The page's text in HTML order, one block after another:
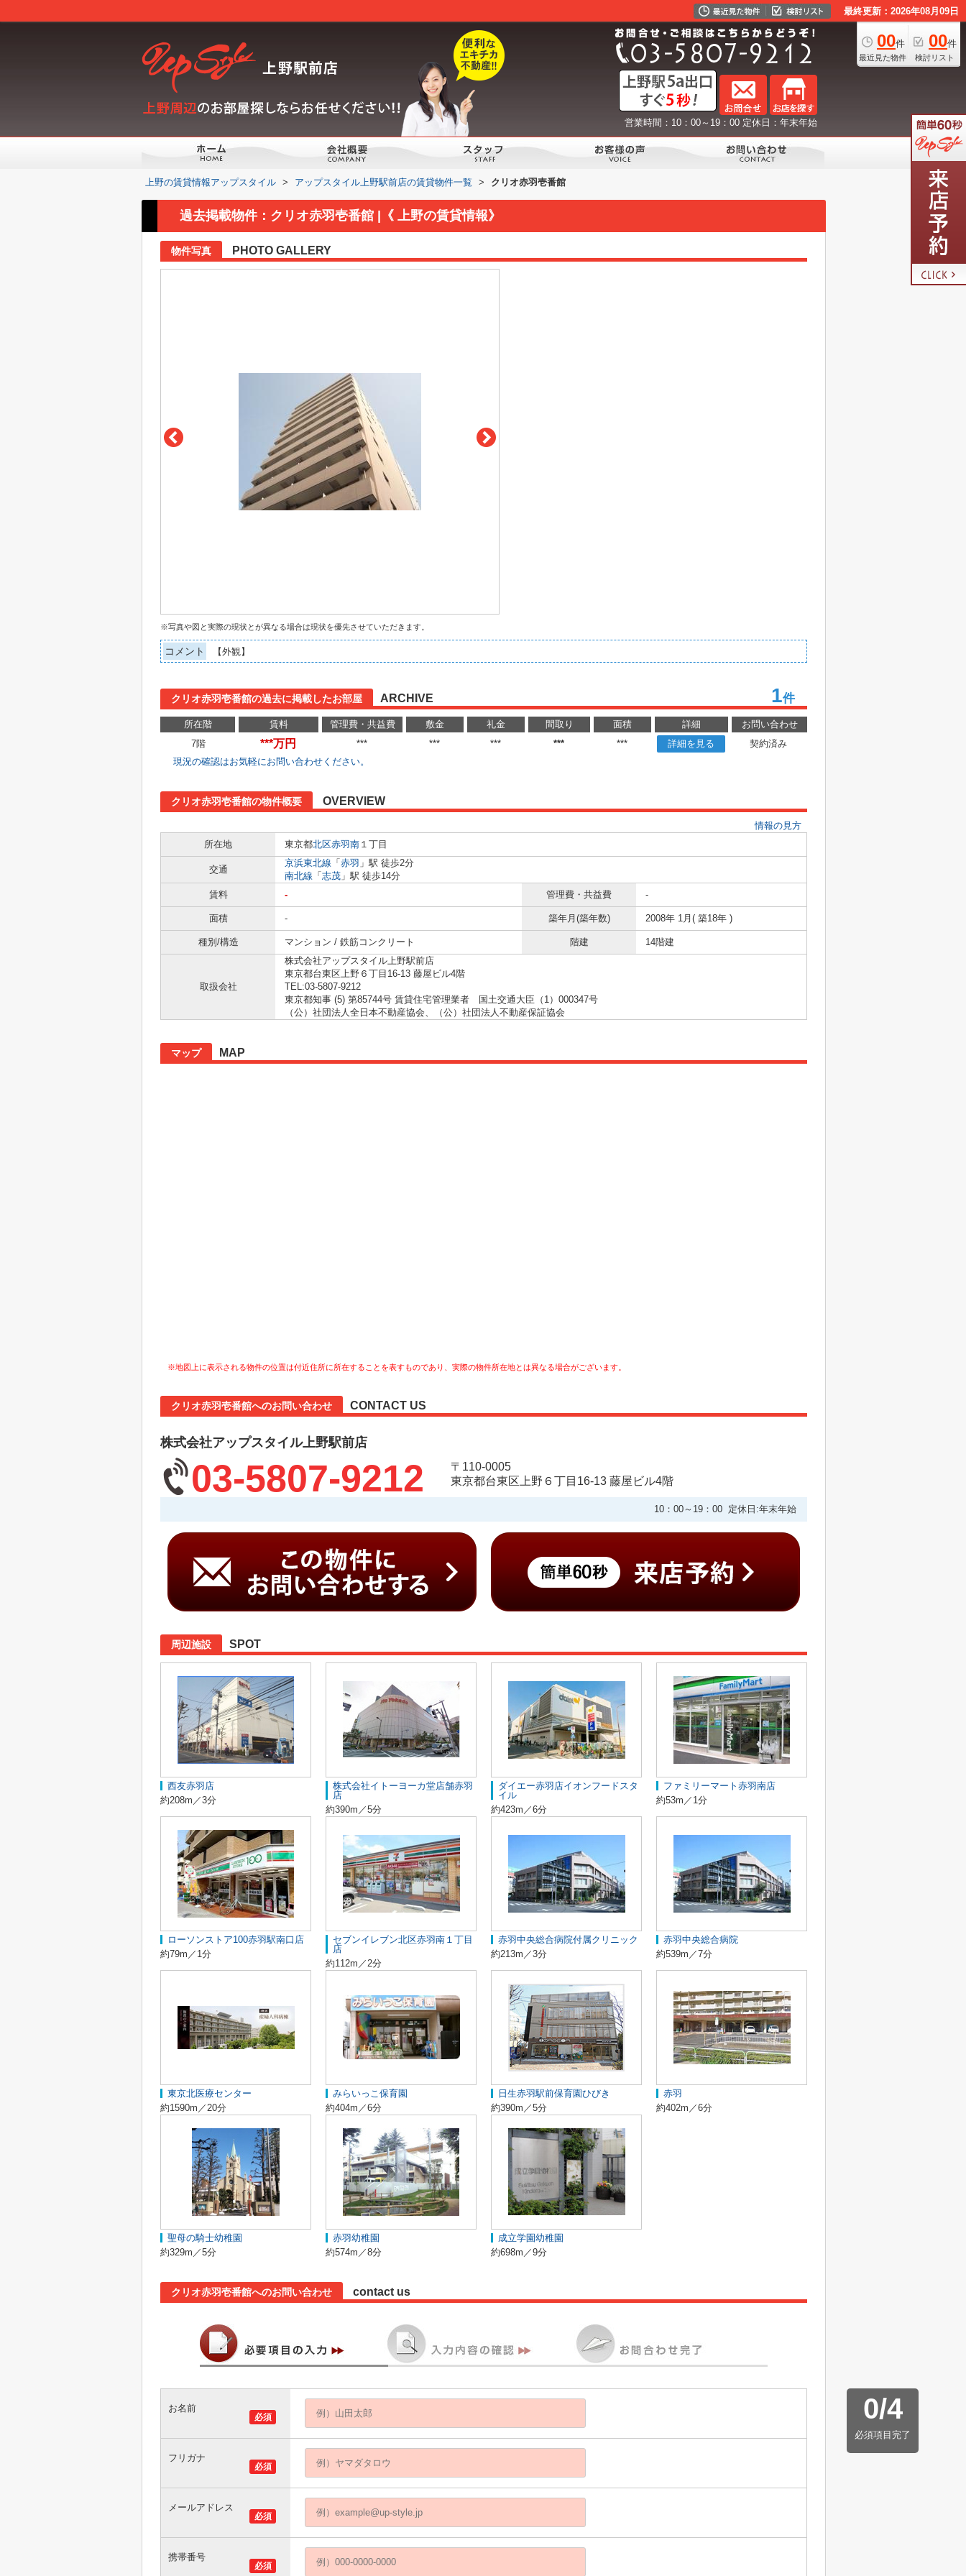
最終更新：2026年08月09日
00件
最近見た物件
00件
検討リスト
営業時間：10：00～19：00 定休日：年末年始
上野の賃貸情報アップスタイル > アップスタイル上野駅前店の賃貸物件一覧 > クリオ赤羽壱番館
過去掲載物件：クリオ赤羽壱番館 |《 上野の賃貸情報》
物件写真 PHOTO GALLERY
※写真や図と実際の現状とが異なる場合は現状を優先させていただきます。
コメント 【外観】
クリオ赤羽壱番館の過去に掲載したお部屋 ARCHIVE 1件
所在階 賃料 管理費・共益費 敷金 礼金 間取り 面積 詳細
お問い合わせ
7階
***万円 *** *** *** *** *** 詳細を見る
契約済み
現況の確認はお気軽にお問い合わせください。
クリオ赤羽壱番館の物件概要 OVERVIEW
情報の見方
所在地
東京都北区赤羽南 １丁目
交通
京浜東北線 「 赤羽 」駅 徒歩2分
南北線 「 志茂 」駅 徒歩14分
賃料
- 管理費・共益費 -
面積 - 築年月(築年数) 2008年 1月( 築18年 )
種別/構造 マンション / 鉄筋コンクリート 階建 14階建
取扱会社
株式会社アップスタイル上野駅前店
東京都台東区上野６丁目16-13 藤屋ビル4階
TEL:03-5807-9212
東京都知事 (5) 第85744号 賃貸住宅管理業者 国土交通大臣（1）000347号
（公）社団法人全日本不動産協会、（公）社団法人不動産保証協会
マップ MAP
※地図上に表示される物件の位置は付近住所に所在することを表すものであり、実際の物件所在地とは異なる場合がございます。
クリオ赤羽壱番館へのお問い合わせ CONTACT US
株式会社アップスタイル上野駅前店
03-5807-9212
〒110-0005
東京都台東区上野６丁目16-13 藤屋ビル4階
10：00～19：00 定休日:年末年始
周辺施設 SPOT
西友赤羽店
約208m／3分
株式会社イトーヨーカ堂店舗赤羽
店
約390m／5分
ダイエー赤羽店イオンフードスタ
イル
約423m／6分
ファミリーマート赤羽南店
約53m／1分
ローソンストア100赤羽駅南口店
約79m／1分
セブンイレブン北区赤羽南１丁目
店
約112m／2分
赤羽中央総合病院付属クリニック
約213m／3分
赤羽中央総合病院
約539m／7分
東京北医療センター
約1590m／20分
みらいっこ保育園
約404m／6分
日生赤羽駅前保育園ひびき
約390m／5分
赤羽
約402m／6分
聖母の騎士幼稚園
約329m／5分
赤羽幼稚園
約574m／8分
成立学園幼稚園
約698m／9分
クリオ赤羽壱番館へのお問い合わせ contact us
0/4
必須項目完了
必須
お名前
必須
フリガナ
必須
メールアドレス
必須
携帯番号